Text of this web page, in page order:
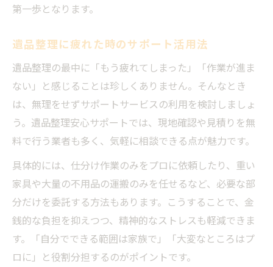
第一歩となります。
遺品整理に疲れた時のサポート活用法
遺品整理の最中に「もう疲れてしまった」「作業が進ま
ない」と感じることは珍しくありません。そんなとき
は、無理をせずサポートサービスの利用を検討しましょ
う。遺品整理安心サポートでは、現地確認や見積りを無
料で行う業者も多く、気軽に相談できる点が魅力です。
具体的には、仕分け作業のみをプロに依頼したり、重い
家具や大量の不用品の運搬のみを任せるなど、必要な部
分だけを委託する方法もあります。こうすることで、金
銭的な負担を抑えつつ、精神的なストレスも軽減できま
す。「自分でできる範囲は家族で」「大変なところはプ
ロに」と役割分担するのがポイントです。